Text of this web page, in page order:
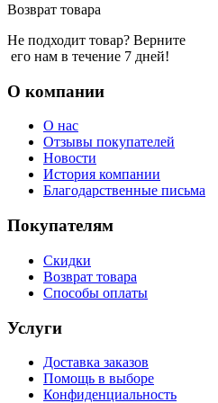
Возврат товара
Не подходит товар? Верните
его нам в течение 7 дней!
О компании
О нас
Отзывы покупателей
Новости
История компании
Благодарственные письма
Покупателям
Скидки
Возврат товара
Способы оплаты
Услуги
Доставка заказов
Помощь в выборе
Конфиденциальность